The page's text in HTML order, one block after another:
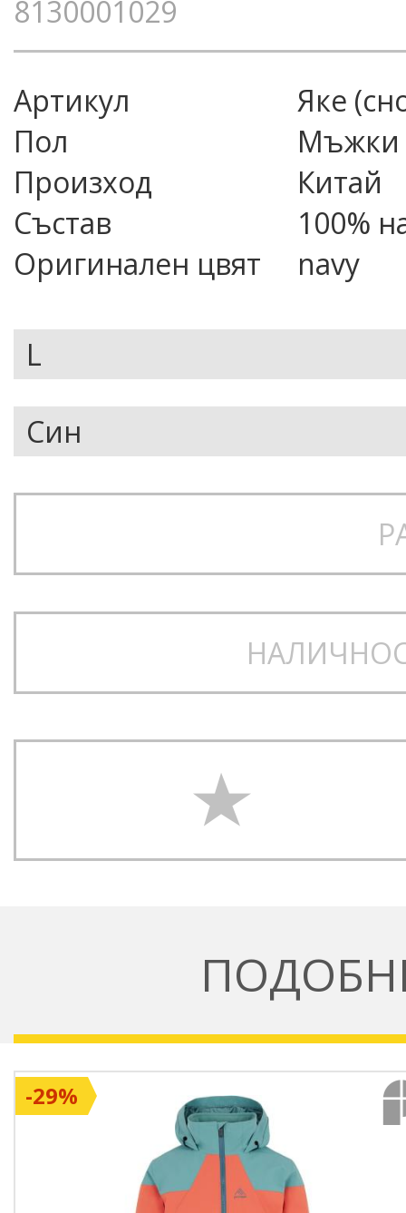
8130001029
Артикул
яке
Пол
Мъжки
Произход
Китай
Състав
100%
Оригинален цвят
navy
-29%